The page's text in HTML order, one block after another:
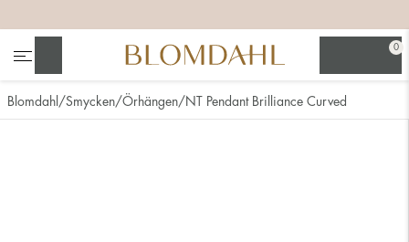
0
Blomdahl Smycken Örhängen NT Pendant Brilliance Curved